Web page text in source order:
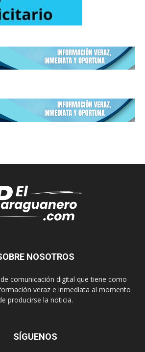
NOSOTROS
comunicación digital que tiene como
veraz e inmediata al momento
producirse la noticia.
SÍGUENOS